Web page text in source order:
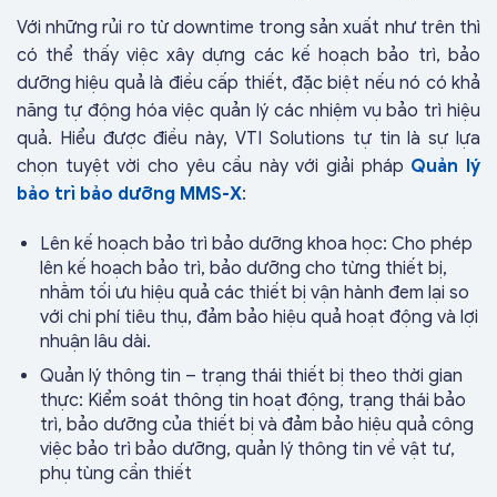
Với những rủi ro từ downtime trong sản xuất như trên thì
có thể thấy việc xây dựng các kế hoạch bảo trì, bảo
dưỡng hiệu quả là điều cấp thiết, đặc biệt nếu nó có khả
năng tự động hóa việc quản lý các nhiệm vụ bảo trì hiệu
quả. Hiểu được điều này, VTI Solutions tự tin là sự lựa
chọn tuyệt vời cho yêu cầu này với giải pháp Quản lý
bảo trì bảo dưỡng MMS-X:
Lên kế hoạch bảo trì bảo dưỡng khoa học: Cho phép
lên kế hoạch bảo trì, bảo dưỡng cho từng thiết bị,
nhằm tối ưu hiệu quả các thiết bị vận hành đem lại so
với chi phí tiêu thụ, đảm bảo hiệu quả hoạt động và lợi
nhuận lâu dài.
Quản lý thông tin – trạng thái thiết bị theo thời gian
thực: Kiểm soát thông tin hoạt động, trạng thái bảo
trì, bảo dưỡng của thiết bị và đảm bảo hiệu quả công
việc bảo trì bảo dưỡng, quản lý thông tin về vật tư,
phụ tùng cần thiết